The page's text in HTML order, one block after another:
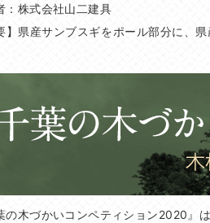
：株式会社山二建具
】県産サンブスギをポール部分に、
の木づかいコンペティション2020』